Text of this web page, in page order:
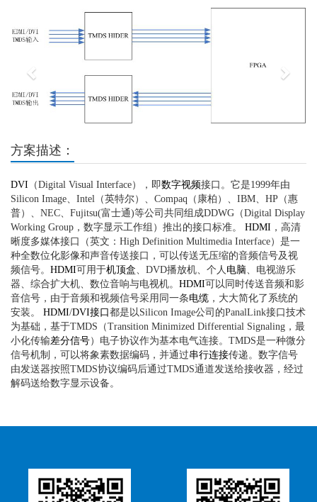
方案描述：
DVI （Digital Visual Interface），即数字视频接口。它是1999年由
Silicon Image、Intel（英特尔）、Compaq（康柏）、IBM、HP（惠
普）、NEC、Fujitsu(富士通)等公司共同组成DDWG（Digital Display
Working Group，数字显示工作组）推出的接口标准。 HDMI ，高清
晰度多媒体接口（英文：High Definition Multimedia Interface）是一
种全数位化影像和声音传送接口，可以传送无压缩的音频信号及视
频信号。 HDMI可用于机顶盒 、DVD播放机、个人 电脑 、电视游乐
器、综合扩大机、数位音响与电视机。 HDMI可以同时传送音频和影
音信号，由于音频和视频信号采用同一条电缆 ，大大简化了系统的
安装。 HDMI/DVI接口都是以Silicon Image公司的PanalLink接口技术
为基础，基于TMDS（Transition Minimized Differential Signaling，最
小化传输差分信号）电子协议作为基本电气连接。TMDS是一种微分
信号机制，可以将象素数据编码，并通过串行连接传递。数字信号
由发送器按照TMDS协议编码后通过TMDS通道发送给接收器，经过
解码送给数字显示设备。